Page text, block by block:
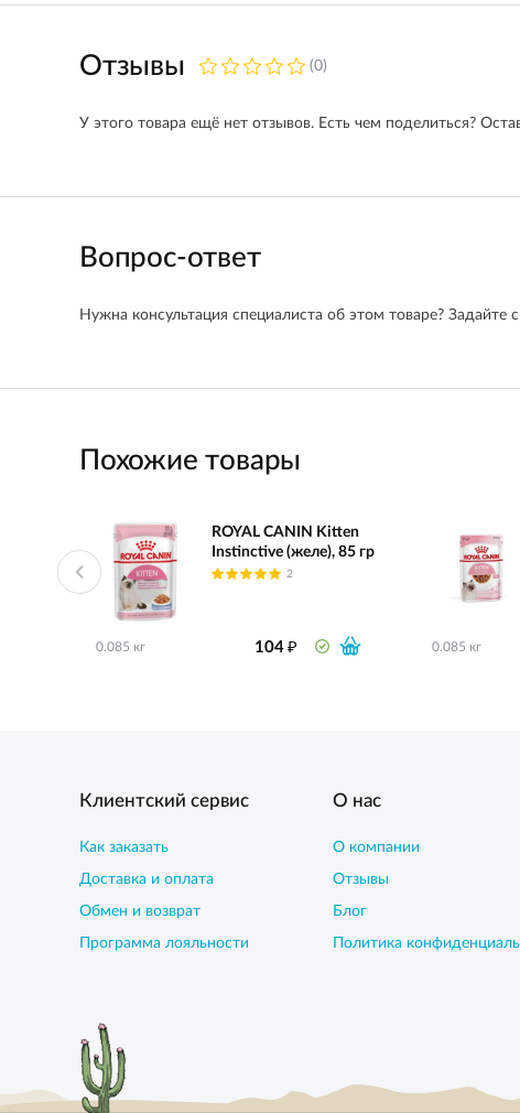
Отзывы (0)
У этого товара ещё нет отзывов. Есть чем поделиться?
Вопрос-ответ
Нужна консультация специалиста об этом товаре? Задайте
Похожие товары
ROYAL CANIN Kitten
Instinctive (желе), 85 гр
2
0.085 кг 104₽ 0.085 кг
Клиентский сервис
Как заказать
Доставка и оплата
Обмен и возврат
Программа лояльности
О нас
О компании
Отзывы
Блог
Политика